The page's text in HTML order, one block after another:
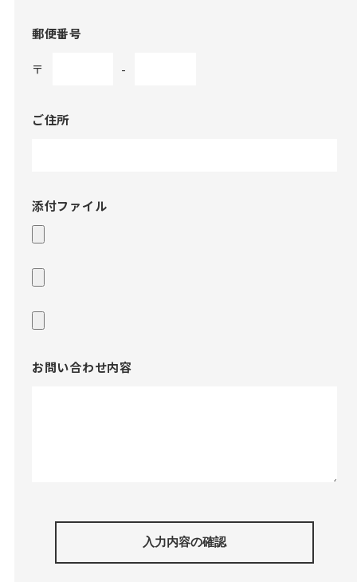
郵便番号
〒 -
ご住所
添付ファイル
お問い合わせ内容
入力内容の確認